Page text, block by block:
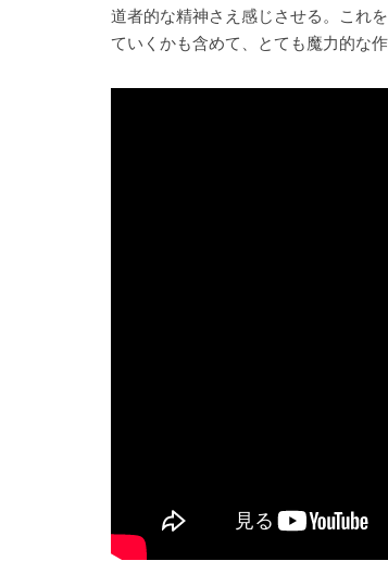
道者的な精神さえ感じさせる。これ
ていくかも含めて、とても魔力的な作